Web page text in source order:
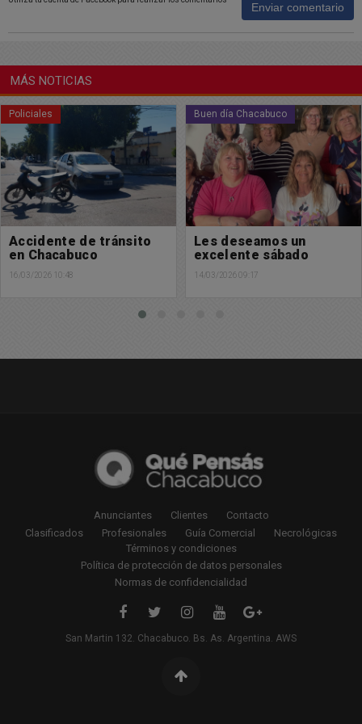
Enviar comentario
MÁS NOTICIAS
Buen día Chacabuco
Les deseamos un
excelente sábado
14/03/2026 09:17
Buen día Chacabuco
Hermoso y bendecido
viernes para tod@s
13/03/2026 08:15
Anunciantes Clientes
Contacto
Clasificados
Profesionales Guía Comercial
Necrológicas
Términos y condiciones
Política de protección de datos personales
Normas de confidencialidad
San Martin 132. Chacabuco. Bs. As. Argentina. AWS